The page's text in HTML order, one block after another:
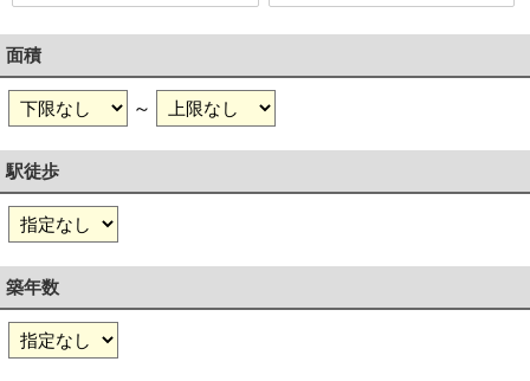
面積
～
駅徒歩
築年数